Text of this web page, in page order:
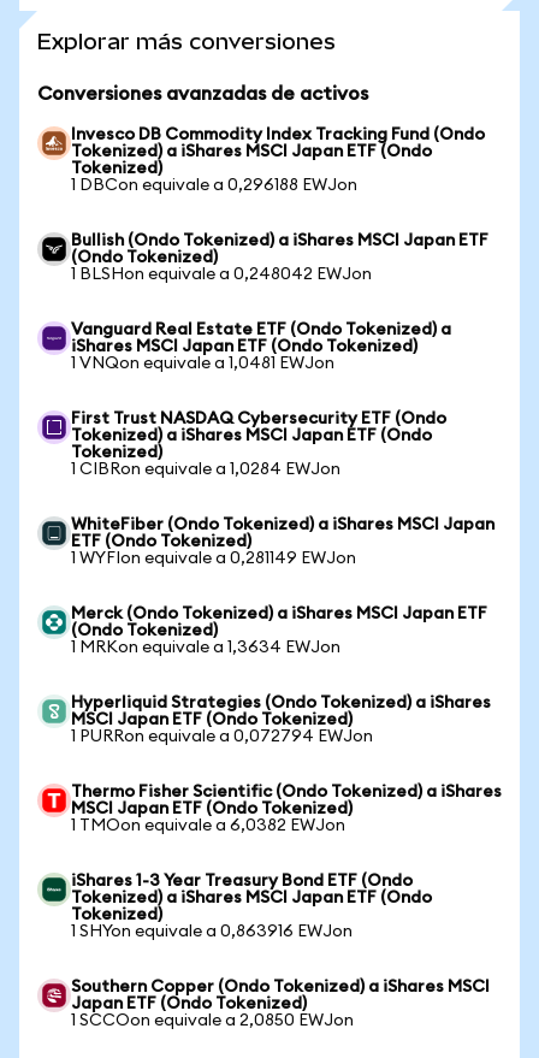
Explorar más conversiones
Conversiones avanzadas de activos
Invesco DB Commodity Index Tracking Fund (Ondo
Tokenized) a iShares MSCI Japan ETF (Ondo
Tokenized)
1 DBCon equivale a 0,296188 EWJon
Bullish (Ondo Tokenized) a iShares MSCI Japan ETF
(Ondo Tokenized)
1 BLSHon equivale a 0,248042 EWJon
Vanguard Real Estate ETF (Ondo Tokenized) a
iShares MSCI Japan ETF (Ondo Tokenized)
1 VNQon equivale a 1,0481 EWJon
First Trust NASDAQ Cybersecurity ETF (Ondo
Tokenized) a iShares MSCI Japan ETF (Ondo
Tokenized)
1 CIBRon equivale a 1,0284 EWJon
WhiteFiber (Ondo Tokenized) a iShares MSCI Japan
ETF (Ondo Tokenized)
1 WYFIon equivale a 0,281149 EWJon
Merck (Ondo Tokenized) a iShares MSCI Japan ETF
(Ondo Tokenized)
1 MRKon equivale a 1,3634 EWJon
Hyperliquid Strategies (Ondo Tokenized) a iShares
MSCI Japan ETF (Ondo Tokenized)
1 PURRon equivale a 0,072794 EWJon
Thermo Fisher Scientific (Ondo Tokenized) a iShares
MSCI Japan ETF (Ondo Tokenized)
1 TMOon equivale a 6,0382 EWJon
iShares 1-3 Year Treasury Bond ETF (Ondo
Tokenized) a iShares MSCI Japan ETF (Ondo
Tokenized)
1 SHYon equivale a 0,863916 EWJon
Southern Copper (Ondo Tokenized) a iShares MSCI
Japan ETF (Ondo Tokenized)
1 SCCOon equivale a 2,0850 EWJon